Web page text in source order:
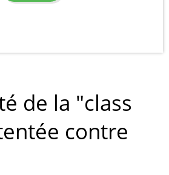
de la "class
contre